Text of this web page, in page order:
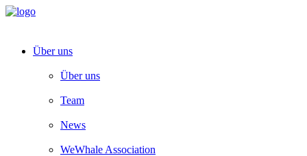
Über uns
Über uns
Team
News
WeWhale Association